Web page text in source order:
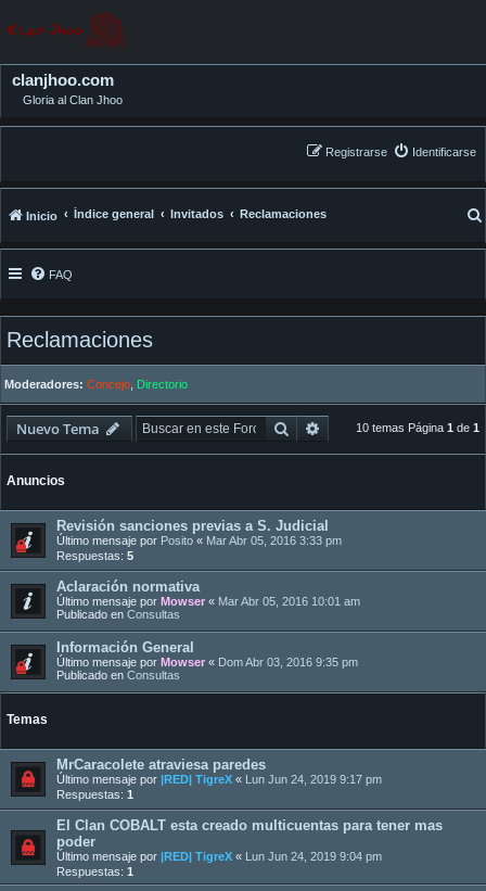
clanjhoo.com
Gloria al Clan Jhoo
Identificarse
Registrarse
Inicio Índice general Invitados Reclamaciones
FAQ
Reclamaciones
Moderadores: Concejo Directorio
Nuevo Tema Buscar Búsqueda avanzada
10 temas Página 1 de 1
Anuncios
Revisión sanciones previas a S. Judicial
Último mensaje por Posito « Mar Abr 05, 2016 3:33 pm
Respuestas: 5
Aclaración normativa
Último mensaje por Mowser « Mar Abr 05, 2016 10:01 am
Publicado en Consultas
Información General
Último mensaje por Mowser « Dom Abr 03, 2016 9:35 pm
Publicado en Consultas
Temas
MrCaracolete atraviesa paredes
Último mensaje por |RED| TigreX « Lun Jun 24, 2019 9:17 pm
Respuestas: 1
El Clan COBALT esta creado multicuentas para tener mas
poder
Último mensaje por |RED| TigreX « Lun Jun 24, 2019 9:04 pm
Respuestas: 1